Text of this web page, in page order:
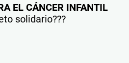
EL CÁNCER INFANTIL
solidario???